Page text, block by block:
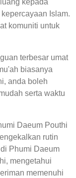
kepada
Islam.
komuniti untuk
terbesar umat
biasanya
anda boleh
serta waktu
Daeum Pouthi
rutin
Phumi Daeum
mengetahui
memenuhi